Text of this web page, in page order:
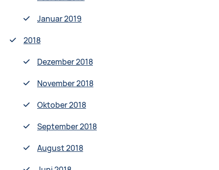
Januar 2019
2018
Dezember 2018
November 2018
Oktober 2018
September 2018
August 2018